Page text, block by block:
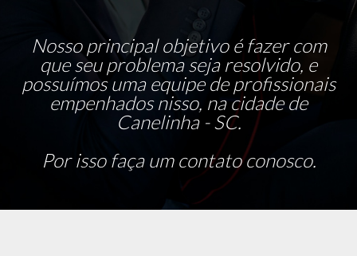
Nosso principal objetivo é fazer com
que seu problema seja resolvido, e
possuímos uma equipe de profissionais
empenhados nisso, na cidade de
Canelinha - SC.
Por isso faça um contato conosco.